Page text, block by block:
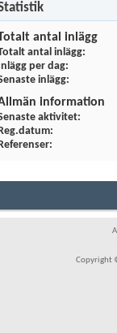
antal inlägg
antal inlägg
per dag
inlägg
information
aktivitet
Copyright